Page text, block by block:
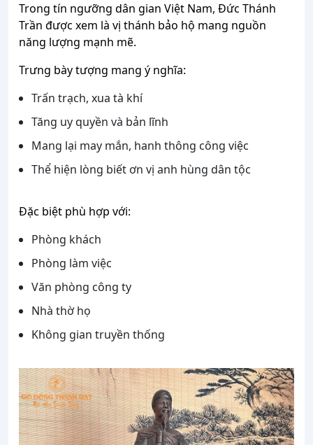
Trong tín ngưỡng dân gian Việt Nam, Đức Thánh
Trần được xem là vị thánh bảo hộ mang nguồn
năng lượng mạnh mẽ.
Trưng bày tượng mang ý nghĩa:
Trấn trạch, xua tà khí
Tăng uy quyền và bản lĩnh
Mang lại may mắn, hanh thông công việc
Thể hiện lòng biết ơn vị anh hùng dân tộc
Đặc biệt phù hợp với:
Phòng khách
Phòng làm việc
Văn phòng công ty
Nhà thờ họ
Không gian truyền thống